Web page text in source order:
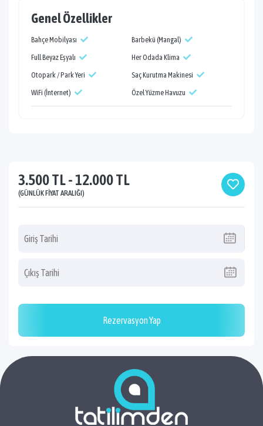
Genel Özellikler
Bahçe Mobilyası
Barbekü (Mangal)
Full Beyaz Eşyalı
Her Odada Klima
Otopark / Park Yeri
Saç Kurutma Makinesi
WiFi (İnternet)
Özel Yüzme Havuzu
3.500 TL - 12.000 TL
(GÜNLÜK FIYAT ARALIĞI)
Rezervasyon Yap